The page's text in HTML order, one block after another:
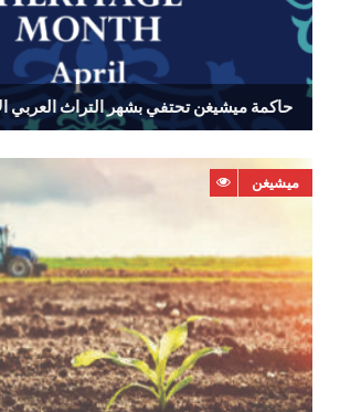
ميشيغن